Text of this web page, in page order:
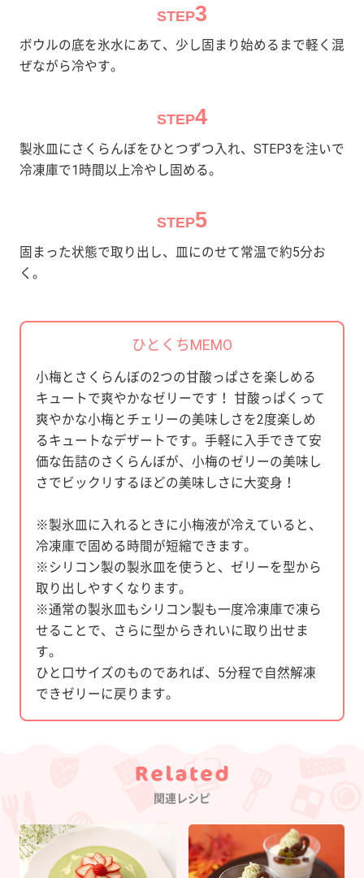
STEP3
ボウルの底を氷水にあて、少し固まり始めるまで軽く混
ぜながら冷やす。
STEP4
製氷皿にさくらんぼをひとつずつ入れ、STEP3を注いで
冷凍庫で1時間以上冷やし固める。
STEP5
固まった状態で取り出し、皿にのせて常温で約5分お
く。
ひとくちMEMO
小梅とさくらんぼの2つの甘酸っぱさを楽しめる
キュートで爽やかなゼリーです！ 甘酸っぱくって
爽やかな小梅とチェリーの美味しさを2度楽しめ
るキュートなデザートです。手軽に入手できて安
価な缶詰のさくらんぼが、小梅のゼリーの美味し
さでビックリするほどの美味しさに大変身！
※製氷皿に入れるときに小梅液が冷えていると、
冷凍庫で固める時間が短縮できます。
※シリコン製の製氷皿を使うと、ゼリーを型から
取り出しやすくなります。
※通常の製氷皿もシリコン製も一度冷凍庫で凍ら
せることで、さらに型からきれいに取り出せま
す。
ひと口サイズのものであれば、5分程で自然解凍
できゼリーに戻ります。
Category
関連レシピ